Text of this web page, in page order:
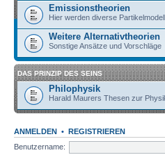
Emissionstheorien
Hier werden diverse
Weitere Alternativtheorien
Sonstige Ansätze und Vorschläge
DAS PRINZIP DES SEINS
Philophysik
Harald Maurers Thesen zur
ANMELDEN • REGISTRIEREN
Benutzername: